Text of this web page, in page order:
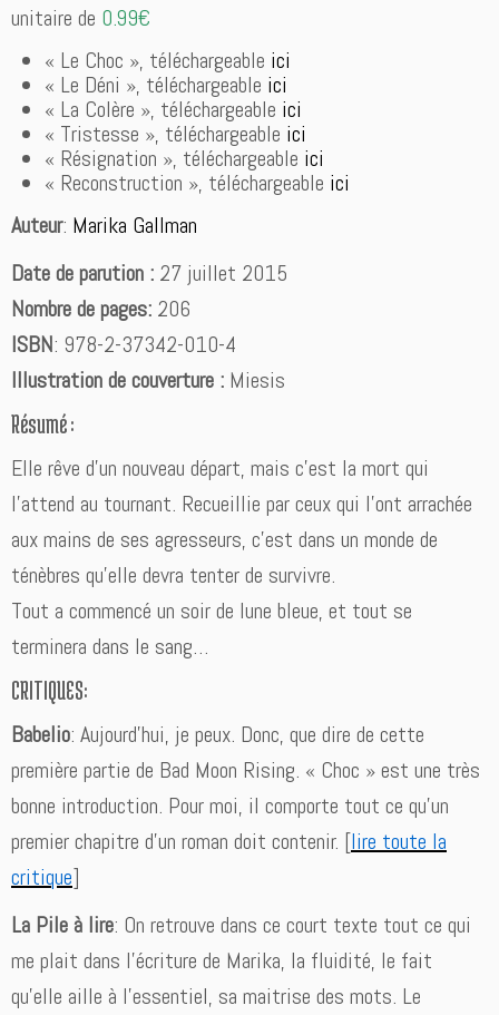
R
M
r
k
a
G
a
l
m
n
unitaire de 0.99€
« Le Choc », téléchargeable ici
« Le Déni », téléchargeable ici
« La Colère », téléchargeable ici
« Tristesse », téléchargeable ici
« Résignation », téléchargeable ici
« Reconstruction », téléchargeable ici
Auteur: Marika Gallman
Date de parution : 27 juillet 2015
Nombre de pages: 206
ISBN: 978-2-37342-010-4
Illustration de couverture : Miesis
Résumé :
Elle rêve d’un nouveau départ, mais c’est la mort qui
l’attend au tournant. Recueillie par ceux qui l’ont arrachée
aux mains de ses agresseurs, c’est dans un monde de
ténèbres qu’elle devra tenter de survivre.
Tout a commencé un soir de lune bleue, et tout se
terminera dans le sang…
CRITIQUES:
Babelio: Aujourd’hui, je peux. Donc, que dire de cette
première partie de Bad Moon Rising. « Choc » est une très
bonne introduction. Pour moi, il comporte tout ce qu’un
premier chapitre d’un roman doit contenir. [lire toute la
critique]
La Pile à lire: On retrouve dans ce court texte tout ce qui
me plait dans l’écriture de Marika, la fluidité, le fait
qu’elle aille à l’essentiel, sa maitrise des mots. Le